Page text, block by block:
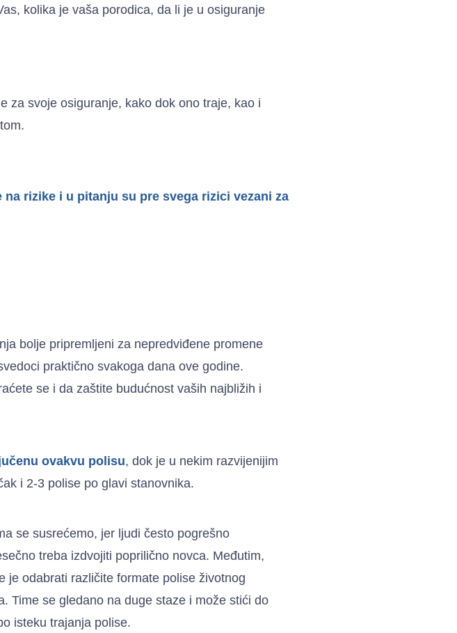
kolika je vaša porodica, da li je u osiguranje
za svoje osiguranje, kako dok ono traje, kao i
rizike i u pitanju su pre svega rizici vezani za
bolje pripremljeni za nepredviđene promene
praktično svakoga dana ove godine.
se i da zaštite budućnost vaših najbližih i
ovakvu polisu, dok je u nekim razvijenijim
i 2-3 polise po glavi stanovnika.
se susrećemo, jer ljudi često pogrešno
treba izdvojiti poprilično novca. Međutim,
je odabrati različite formate polise životnog
Time se gledano na duge staze i može stići do
isteku trajanja polise.